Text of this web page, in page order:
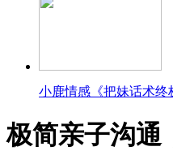
小鹿情感《把妹话术终
极简亲子沟通